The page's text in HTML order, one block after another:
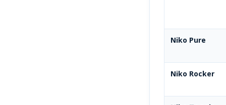
Niko Pure
Niko Rocker